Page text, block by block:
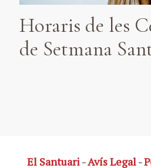
Horaris de les
de Setmana
El Santuari-Avís Legal-